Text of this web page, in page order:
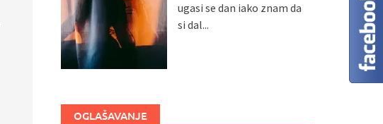
ugasi se dan iako znam da
si dal...
OGLAŠAVANJE